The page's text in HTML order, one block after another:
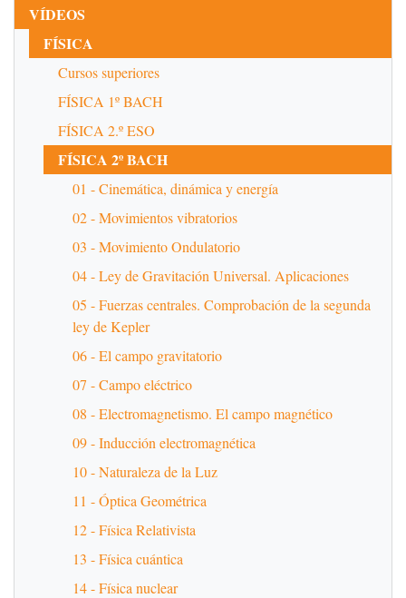
VÍDEOS
FÍSICA
Cursos superiores
FÍSICA 1º BACH
FÍSICA 2.º ESO
FÍSICA 2º BACH
01 - Cinemática, dinámica y energía
02 - Movimientos vibratorios
03 - Movimiento Ondulatorio
04 - Ley de Gravitación Universal. Aplicaciones
05 - Fuerzas centrales. Comprobación de la segunda
ley de Kepler
06 - El campo gravitatorio
07 - Campo eléctrico
08 - Electromagnetismo. El campo magnético
09 - Inducción electromagnética
10 - Naturaleza de la Luz
11 - Óptica Geométrica
12 - Física Relativista
13 - Física cuántica
14 - Física nuclear